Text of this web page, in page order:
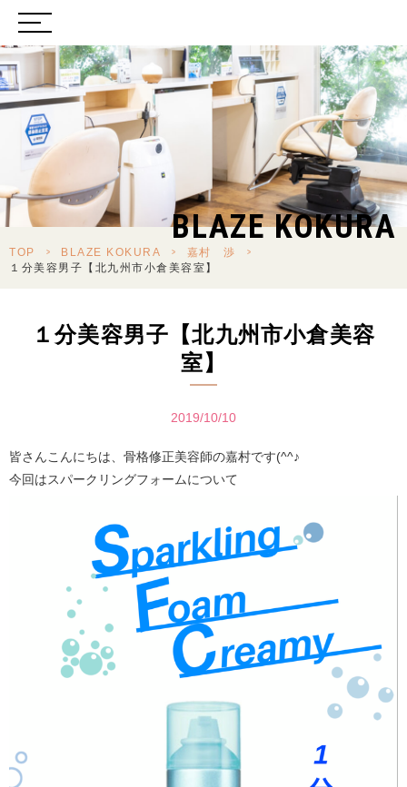
BLAZE KOKURA
TOP > BLAZE KOKURA > 嘉村 渉
>
１分美容男子【北九州市小倉美容室】
１分美容男子【北九州市小倉美容
室】
2019/10/10
皆さんこんにちは、骨格修正美容師の嘉村です(^^♪
今回はスパークリングフォームについて